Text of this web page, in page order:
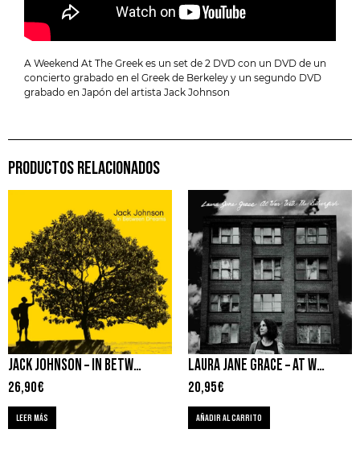
A Weekend At The Greek es un set de 2 DVD con un DVD de un
concierto grabado en el Greek de Berkeley y un segundo DVD
grabado en Japón del artista Jack Johnson
PRODUCTOS RELACIONADOS
JACK JOHNSON – IN BETWEEN DREAMS
26,90€
LEER MÁS
LAURA JANE GRACE – AT WAR WITH THE SILVERFISH
20,95€
AÑADIR AL CARRITO